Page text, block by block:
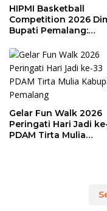
HIPMI Basketball
Competition 2026
Bupati Pemalang:
Melaju
Gelar Fun Walk 2026
Peringati Hari Jadi
PDAM Tirta Mulia